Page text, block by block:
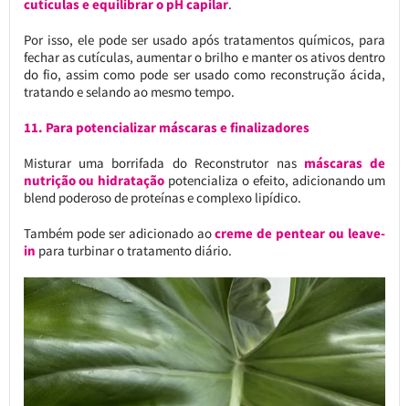
cutículas e equilibrar o pH capilar.
Por isso, ele pode ser usado após tratamentos químicos, para
fechar as cutículas, aumentar o brilho e manter os ativos dentro
do fio, assim como pode ser usado como reconstrução ácida,
tratando e selando ao mesmo tempo.
11. Para potencializar máscaras e finalizadores
Misturar uma borrifada do Reconstrutor nas máscaras de
nutrição ou hidratação potencializa o efeito, adicionando um
blend poderoso de proteínas e complexo lipídico.
Também pode ser adicionado aocreme de pentear ou leave-
in para turbinar o tratamento diário.